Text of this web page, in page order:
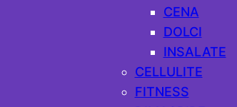
CENA
DOLCI
INSALATE
CELLULITE
FITNESS